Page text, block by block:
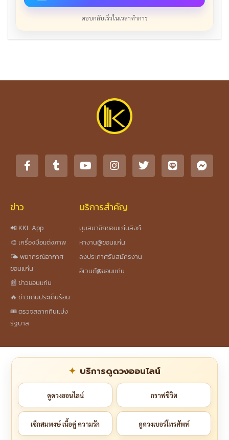
ตอบกลับเร็วในเวลาทำการ
ข่าว
📲 KKL App
🎨 เครื่องมือแต่งภาพ
🌤️ พยากรณ์อากาศ
ขอนแก่น
📰 ข่าวขอนแก่น
🔥 ข่าวเด่นประเด็นร้อน
🎟️ ตรวจสลากกินแบ่ง
รัฐบาล
บริการสำคัญ
มุมสมาชิกขอนแก่นลิงก์
หางาน@ขอนแก่น
ลงประกาศรับสมัครงาน
อีเวนต์@ขอนแก่น
บริการดูดวงออนไลน์
ดูดวงออนไลน์ กราฟชีวิต
เช็กสมพงษ์ เนื้อคู่ ความรัก ดูดวงเบอร์โทรศัพท์